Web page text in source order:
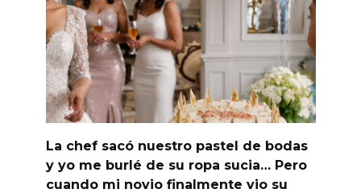
La chef sacó nuestro pastel de bodas
y yo me burlé de su ropa sucia… Pero
cuando mi novio finalmente vio su